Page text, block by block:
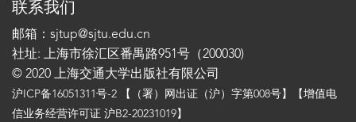
联系我们
邮箱：sjtup@sjtu.edu.cn
社址: 上海市徐汇区番禺路951号（200030)
© 2020 上海交通大学出版社有限公司
沪ICP备16051311号-2 【（署）网出证（沪）字第008号】【增值电
信业务经营许可证 沪B2-20231019】